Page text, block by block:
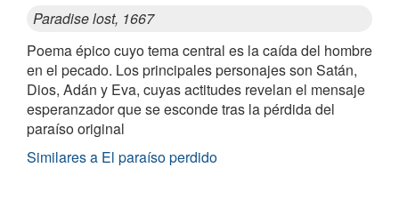
Paradise lost, 1667
Poema épico cuyo tema central es la caída del hombre
en el pecado. Los principales personajes son Satán,
Dios, Adán y Eva, cuyas actitudes revelan el mensaje
esperanzador que se esconde tras la pérdida del
paraíso original
Similares a El paraíso perdido